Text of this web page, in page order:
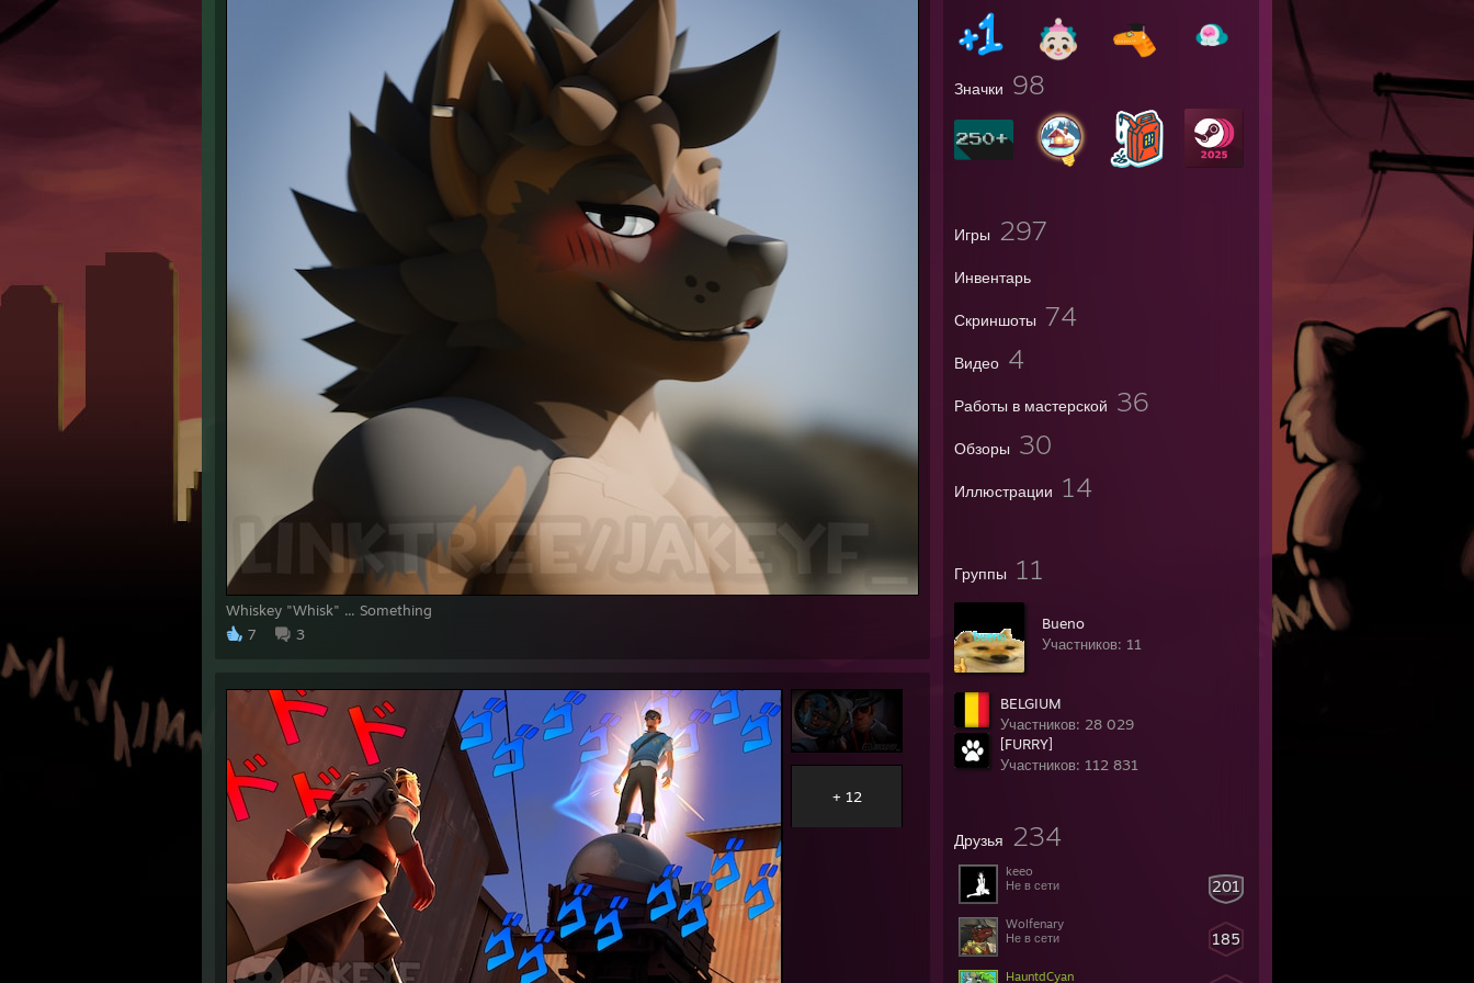
Значки 98
Игры 297
Инвентарь
Скриншоты 74
Видео 4
Работы в мастерской 36
Обзоры 30
Иллюстрации 14
Группы 11
Bue​no
Участников: 11
BELGIUM
Участников: 28 029
[FURRY]
Участников: 112 831
Друзья 234
201
keeo
Не в сети
185
Wolfenary
Не в сети
HauntdCyan
Whiskey "Whisk" ... Something
7
3
+ 12